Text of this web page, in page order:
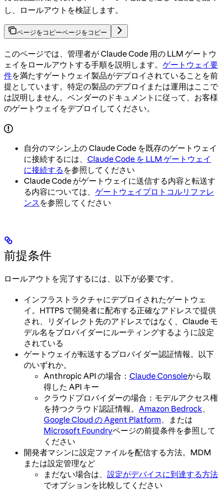
し、ロールアウトを検証します。
ページをコピーページをコピー
このページでは、管理者が Claude Code 用の LLM ゲートウ
ェイをロールアウトする手順を説明します。 ゲートウェイ要
件を満たすゲートウェイ製品がデプロイされていることを前
提としています。特定の製品のデプロイまたは運用はここで
は説明しません。ベンダーのドキュメントに従って、お客様
のゲートウェイをデプロイしてください。
自分のマシン上の Claude Code を既存のゲートウェイ
に接続するには、 Claude Code を LLM ゲートウェイ
に接続する を参照してください
Claude Code がゲートウェイに送信する内容と転送す
る内容については、 ゲートウェイプロトコルリファレ
ンス を参照してください
前提条件
ロールアウトを完了するには、以下が必要です。
インフラストラクチャにデプロイされたゲートウェ
イ。HTTPS で開発者に配布する正確なアドレスで提供
され、リダイレクト先のアドレスではなく、Claude モ
デル名をプロバイダーにルーティングするように設定
されている
ゲートウェイが転送するプロバイダー認証情報。以下
のいずれか。
Anthropic API の場合： Claude Consoleから取
得した API キー
クラウドプロバイダーの場合：モデルアクセス権
を持つクラウド認証情報。 Amazon Bedrock、
Google Cloud の Agent Platform、または
Microsoft Foundryページの前提条件を参照して
ください
開発者マシンに設定ファイルを配信する方法。MDM
または設定管理など
まだない場合は、 設定がデバイスに到達する方法
でオプションを比較してください